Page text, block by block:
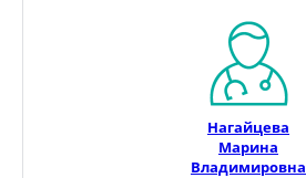
Нагайцева
Марина
Владимировна